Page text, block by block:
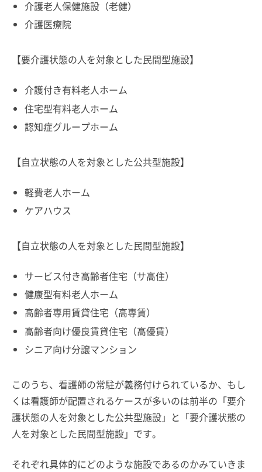
介護老人保健施設（老健）
介護医療院
【要介護状態の人を対象とした民間型施設】
介護付き有料老人ホーム
住宅型有料老人ホーム
認知症グループホーム
【自立状態の人を対象とした公共型施設】
軽費老人ホーム
ケアハウス
【自立状態の人を対象とした民間型施設】
サービス付き高齢者住宅（サ高住）
健康型有料老人ホーム
高齢者専用賃貸住宅（高専賃）
高齢者向け優良賃貸住宅（高優賃）
シニア向け分譲マンション
このうち、看護師の常駐が義務付けられているか、もし
くは看護師が配置されるケースが多いのは前半の「要介
護状態の人を対象とした公共型施設」と「要介護状態の
人を対象とした民間型施設」です。
それぞれ具体的にどのような施設であるのかみていきま